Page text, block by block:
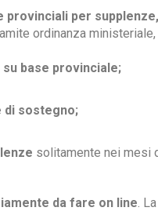
provinciali per
ordinanza ministeriale,
base provinciale;
di sostegno;
solitamente nei mesi
da fare on line .